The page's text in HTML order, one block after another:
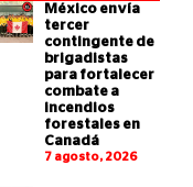
México envía
tercer
contingente de
brigadistas
para fortalecer
combate a
incendios
forestales en
Canadá
7 agosto, 2026